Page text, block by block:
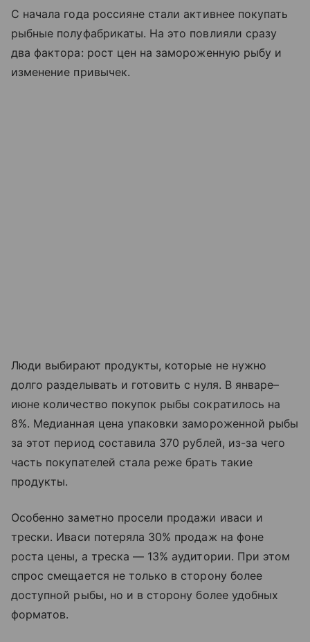
С начала года россияне стали активнее покупать
рыбные полуфабрикаты. На это повлияли сразу
два фактора: рост цен на замороженную рыбу и
изменение привычек.
Люди выбирают продукты, которые не нужно
долго разделывать и готовить с нуля. В январе–
июне количество покупок рыбы сократилось на
8%. Медианная цена упаковки замороженной рыбы
за этот период составила 370 рублей, из-за чего
часть покупателей стала реже брать такие
продукты.
Особенно заметно просели продажи иваси и
трески. Иваси потеряла 30% продаж на фоне
роста цены, а треска — 13% аудитории. При этом
спрос смещается не только в сторону более
доступной рыбы, но и в сторону более удобных
форматов.